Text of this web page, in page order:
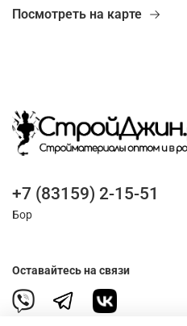
Посмотреть на карте
+7 (83159) 2-15-51
Бор
Оставайтесь на связи